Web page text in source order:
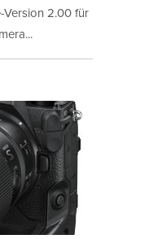
Version 2.00 für